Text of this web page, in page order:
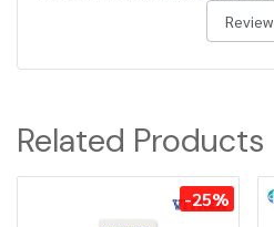
Review
Related Products
-25%